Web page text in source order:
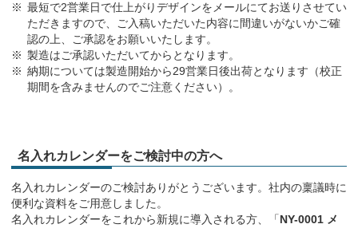
最短で2営業日で仕上がりデザインをメールにてお送りさせてい
ただきますので、ご入稿いただいた内容に間違いがないかご確
認の上、ご承認をお願いいたします。
製造はご承認いただいてからとなります。
納期については製造開始から29営業日後出荷となります（校正
期間を含みませんのでご注意ください）。
名入れカレンダーをご検討中の方へ
名入れカレンダーのご検討ありがとうございます。社内の稟議時に
便利な資料をご用意しました。
名入れカレンダーをこれから新規に導入される方、「NY-0001 メ